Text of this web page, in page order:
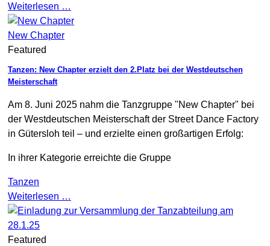
Weiterlesen …
New Chapter
Featured
Tanzen: New Chapter erzielt den 2.Platz bei der Westdeutschen
Meisterschaft
Am 8. Juni 2025 nahm die Tanzgruppe "New Chapter" bei
der Westdeutschen Meisterschaft der Street Dance Factory
in Gütersloh teil – und erzielte einen großartigen Erfolg:
In ihrer Kategorie erreichte die Gruppe
Tanzen
Weiterlesen …
Featured